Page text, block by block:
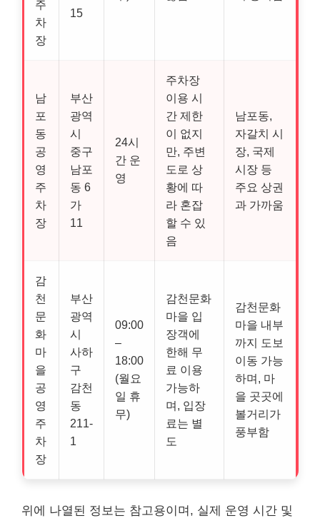
주
차
장
15
남
포
동
공
영
주
차
장
부산
광역
시
중구
남포
동 6
가
11
24시
간 운
영
주차장
이용 시
간 제한
이 없지
만, 주변
도로 상
황에 따
라 혼잡
할 수 있
음
남포동,
자갈치 시
장, 국제
시장 등
주요 상권
과 가까움
감
천
문
화
마
을
공
영
주
차
장
부산
광역
시
사하
구
감천
동
211-
1
09:00
–
18:00
(월요
일 휴
무)
감천문화
마을 입
장객에
한해 무
료 이용
가능하
며, 입장
료는 별
도
감천문화
마을 내부
까지 도보
이동 가능
하며, 마
을 곳곳에
볼거리가
풍부함
위에 나열된 정보는 참고용이며, 실제 운영 시간 및